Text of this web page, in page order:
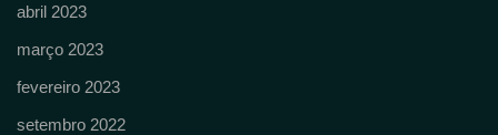
abril 2023
março 2023
fevereiro 2023
setembro 2022